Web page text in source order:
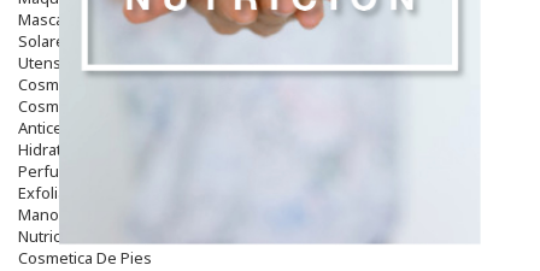
Mascarillas
Solares
Utensilios
Cosmética Capilar
Cosmética Corporal
Anticelulíticos
Hidratantes Corporales
Perfumes Y Colonias
Exfoliantes Corporales
Manos Y Uñas
Nutricosmética
Cosmetica De Pies